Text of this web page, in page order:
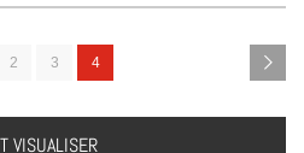
2 3 4
VISUALISER